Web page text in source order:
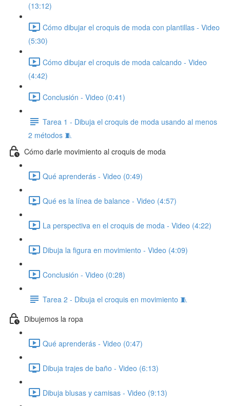
(13:12)
Cómo dibujar el croquis de moda con plantillas - Video
(5:30)
Cómo dibujar el croquis de moda calcando - Video
(4:42)
Conclusión - Video (0:41)
Tarea 1 - Dibuja el croquis de moda usando al menos
2 métodos 🧵
Cómo darle movimiento al croquis de moda
Qué aprenderás - Video (0:49)
Qué es la línea de balance - Video (4:57)
La perspectiva en el croquis de moda - Video (4:22)
Dibuja la figura en movimiento - Video (4:09)
Conclusión - Video (0:28)
Tarea 2 - Dibuja el croquis en movimiento 🧵
Dibujemos la ropa
Qué aprenderás - Video (0:47)
Dibuja trajes de baño - Video (6:13)
Dibuja blusas y camisas - Video (9:13)